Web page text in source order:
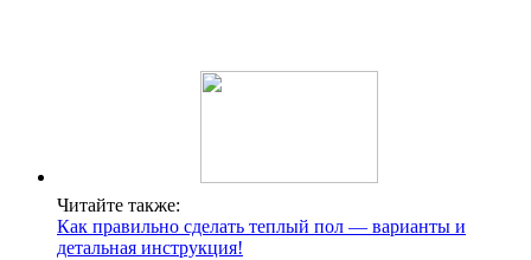
Читайте также:
Как правильно сделать теплый пол — варианты и
детальная инструкция!